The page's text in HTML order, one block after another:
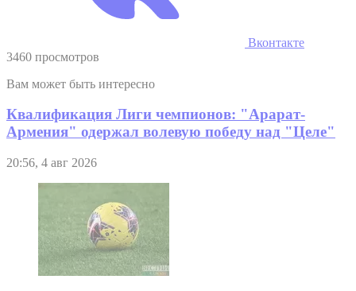
Вконтакте
3460 просмотров
Вам может быть интересно
Квалификация Лиги чемпионов: "Арарат-
Армения" одержал волевую победу над "Целе"
20:56, 4 авг 2026